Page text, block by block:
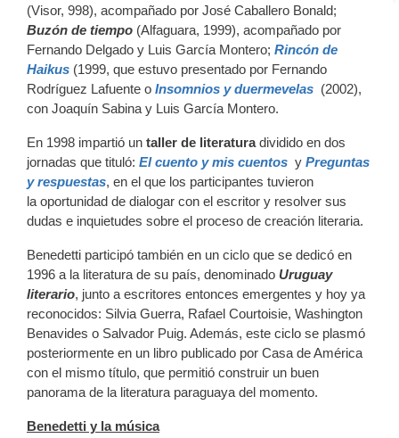
(Visor, 998), acompañado por José Caballero Bonald;
Buzón de tiempo (Alfaguara, 1999), acompañado por
Fernando Delgado y Luis García Montero; Rincón de
Haikus (1999, que estuvo presentado por Fernando
Rodríguez Lafuente o Insomnios y duermevelas (2002),
con Joaquín Sabina y Luis García Montero.
En 1998 impartió un taller de literaturadividido en dos
jornadas que tituló: El cuento y mis cuentos y Preguntas
y respuestas, en el que los participantes tuvieron
la oportunidad de dialogar con el escritor y resolver sus
dudas e inquietudes sobre el proceso de creación literaria.
Benedetti participó también en un ciclo que se dedicó en
1996 a la literatura de su país, denominado Uruguay
literario, junto a escritores entonces emergentes y hoy ya
reconocidos: Silvia Guerra, Rafael Courtoisie, Washington
Benavides o Salvador Puig. Además, este ciclo se plasmó
posteriormente en un libro publicado por Casa de América
con el mismo título, que permitió construir un buen
panorama de la literatura paraguaya del momento.
Benedetti y la música